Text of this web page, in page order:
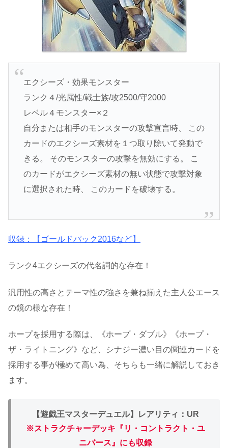
エクシーズ・効果モンスター
ランク４/光属性/戦士族/攻2500/守2000
レベル４モンスター×２
自分または相手のモンスターの攻撃宣言時、 この
カードのエクシーズ素材を１つ取り除いて発動で
きる。 そのモンスターの攻撃を無効にする。 こ
のカードがエクシーズ素材の無い状態で攻撃対象
に選択された時、 このカードを破壊する。
収録：【ゴールドパック2016など】
ランク4エクシーズの代名詞的な存在！
汎用性の高さとテーマ性の強さを兼ね揃えた主人公エース
の鏡の様な存在！
ホープを採用する際は、《ホープ・ダブル》《ホープ・
ザ・ライトニング》など、シナジー濃い目の関連カードを
採用する事が極めて高い為、そちらも一緒に解説しておき
ます。
【遊戯王マスターデュエル】レアリティ：UR
※ストラクチャーデッキ『リ・コントラクト・ユ
ニバース』にも収録